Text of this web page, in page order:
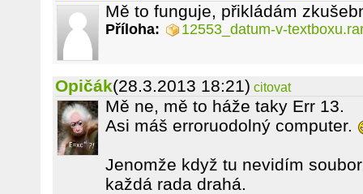
Mě to funguje, přikládám
Příloha: 12553_datum-v-
Opičák(28.3.2013 18:21) citovat
Mě ne, mě to háže taky Err 13.
Asi máš erroruodolný computer.
Jenomže když tu nevidím
každá rada drahá.